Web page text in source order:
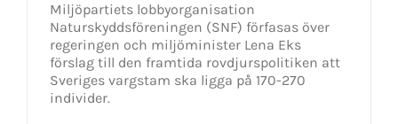
Miljöpartiets lobbyorganisation
Naturskyddsföreningen (SNF) förfasas över
regeringen och miljöminister Lena Eks
förslag till den framtida rovdjurspolitiken att
Sveriges vargstam ska ligga på 170-270
individer.